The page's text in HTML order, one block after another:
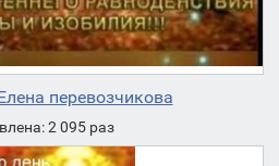
перевозчикова
2 095 раз